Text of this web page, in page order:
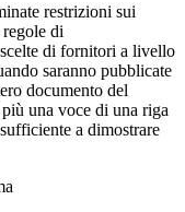
restrizioni sui
di
di fornitori a livello
saranno pubblicate
documento del
una voce di una riga
a dimostrare